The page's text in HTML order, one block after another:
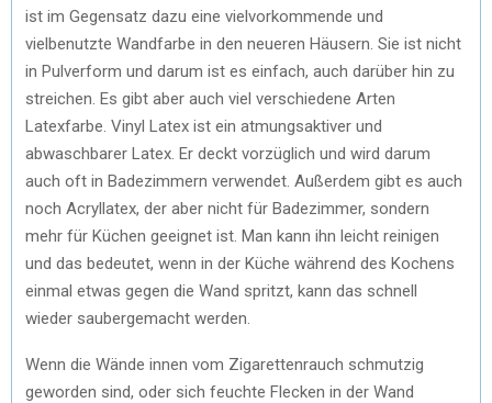
ist im Gegensatz dazu eine vielvorkommende und
vielbenutzte Wandfarbe in den neueren Häusern. Sie ist nicht
in Pulverform und darum ist es einfach, auch darüber hin zu
streichen. Es gibt aber auch viel verschiedene Arten
Latexfarbe. Vinyl Latex ist ein atmungsaktiver und
abwaschbarer Latex. Er deckt vorzüglich und wird darum
auch oft in Badezimmern verwendet. Außerdem gibt es auch
noch Acryllatex, der aber nicht für Badezimmer, sondern
mehr für Küchen geeignet ist. Man kann ihn leicht reinigen
und das bedeutet, wenn in der Küche während des Kochens
einmal etwas gegen die Wand spritzt, kann das schnell
wieder saubergemacht werden.
Wenn die Wände innen vom Zigarettenrauch schmutzig
geworden sind, oder sich feuchte Flecken in der Wand